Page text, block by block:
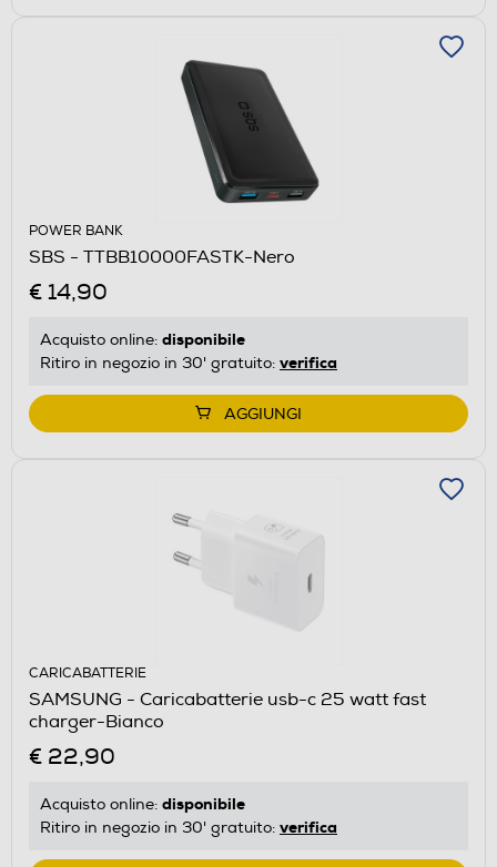
POWER BANK
SBS - TTBB10000FASTK-Nero
€ 14,90
Acquisto online: disponibile
Ritiro in negozio in 30' gratuito: verifica
AGGIUNGI
CARICABATTERIE
SAMSUNG - Caricabatterie usb-c 25 watt fast
charger-Bianco
€ 22,90
Acquisto online: disponibile
Ritiro in negozio in 30' gratuito: verifica